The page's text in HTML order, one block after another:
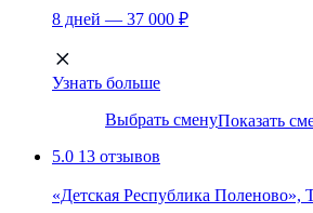
8 дней — 37 000 ₽
Узнать больше
Выбрать сменуПоказать
5.0 13 отзывов
«Детская Республика Поленово»,